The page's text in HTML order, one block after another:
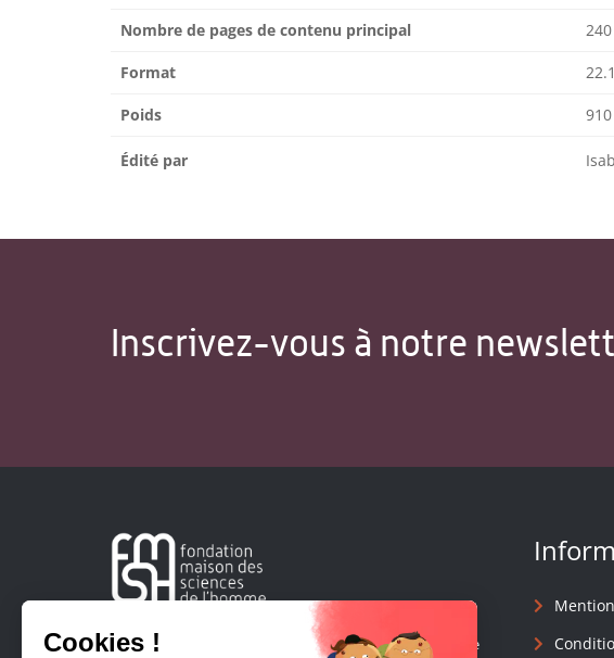
Nombre de pages de contenu principal 240
Format
Poids
Édité par
Inscrivez-vous à notre
Créée en 1963, la Fondation Maison Sciences de l'Homme